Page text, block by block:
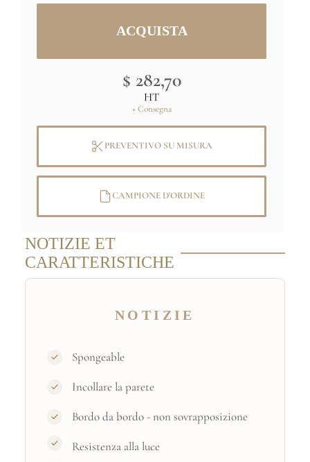
$ 282,70
HT
+ Consegna
PREVENTIVO SU MISURA
CAMPIONE D'ORDINE
NOTIZIE ET
CARATTERISTICHE
NOTIZIE
Spongeable
Incollare la parete
Bordo da bordo - non sovrapposizione
Resistenza alla luce